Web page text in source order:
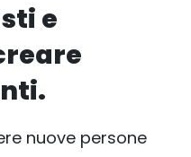
e
nuove persone